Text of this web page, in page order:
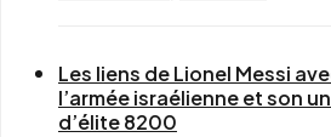
Les liens de Lionel Messi
l’armée israélienne et son
d’élite 8200